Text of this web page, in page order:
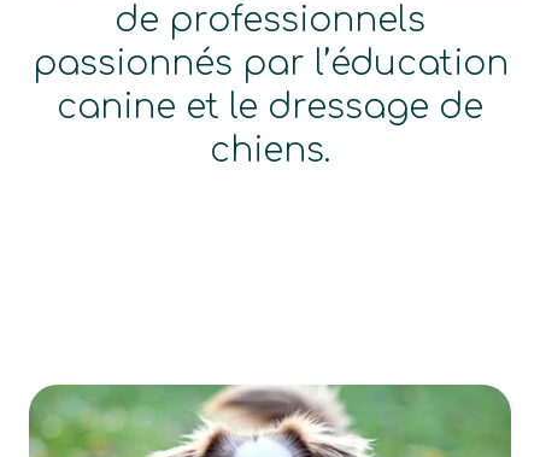
de professionnels
passionnés par l’éducation
canine et le dressage de
chiens.